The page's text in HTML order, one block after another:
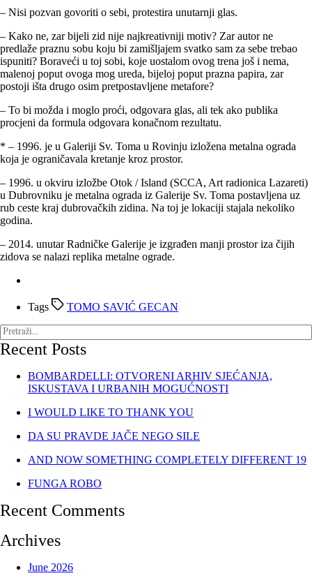
– Nisi pozvan govoriti o sebi, protestira unutarnji glas.
– Kako ne, zar bijeli zid nije najkreativniji motiv? Zar autor ne
predlaže praznu sobu koju bi zamišljajem svatko sam za sebe trebao
ispuniti? Boraveći u toj sobi, koje uostalom ovog trena još i nema,
malenoj poput ovoga mog ureda, bijeloj poput prazna papira, zar
postoji išta drugo osim pretpostavljene metafore?
– To bi možda i moglo proći, odgovara glas, ali tek ako publika
procjeni da formula odgovara konačnom rezultatu.
* – 1996. je u Galeriji Sv. Toma u Rovinju izložena metalna ograda
koja je ograničavala kretanje kroz prostor.
– 1996. u okviru izložbe Otok / Island (SCCA, Art radionica Lazareti)
u Dubrovniku je metalna ograda iz Galerije Sv. Toma postavljena uz
rub ceste kraj dubrovačkih zidina. Na toj je lokaciji stajala nekoliko
godina.
– 2014. unutar Radničke Galerije je izgrađen manji prostor iza čijih
zidova se nalazi replika metalne ograde.
Tags TOMO SAVIĆ GECAN
Recent Posts
BOMBARDELLI: OTVORENI ARHIV SJEĆANJA,
ISKUSTAVA I URBANIH MOGUĆNOSTI
I WOULD LIKE TO THANK YOU
DA SU PRAVDE JAČE NEGO SILE
AND NOW SOMETHING COMPLETELY DIFFERENT 19
FUNGA ROBO
Recent Comments
Archives
June 2026